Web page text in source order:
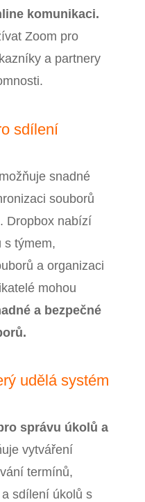
komunikaci.
Zoom pro
a partnery
sdílení
snadné
souborů
Dropbox nabízí
s týmem,
a organizaci
mohou
a bezpečné
udělá systém
správu úkolů a
vytváření
termínů,
sdílení úkolů s